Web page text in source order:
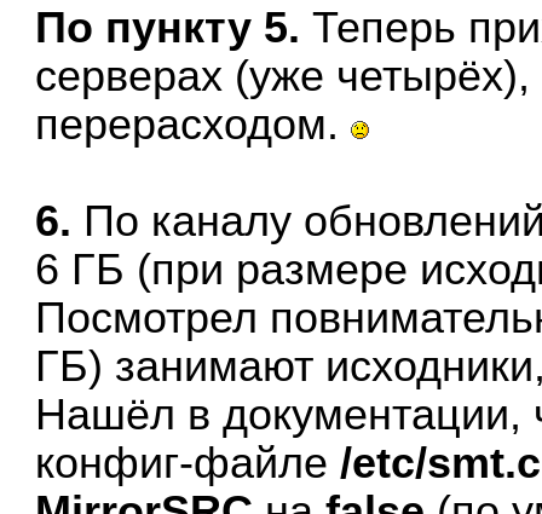
По пункту 5. Теперь
серверах (уже
перерасходом.
6. По каналу
6 ГБ (при размере
Посмотрел
ГБ) занимают
Нашёл в документации,
конфиг-файле/etc/